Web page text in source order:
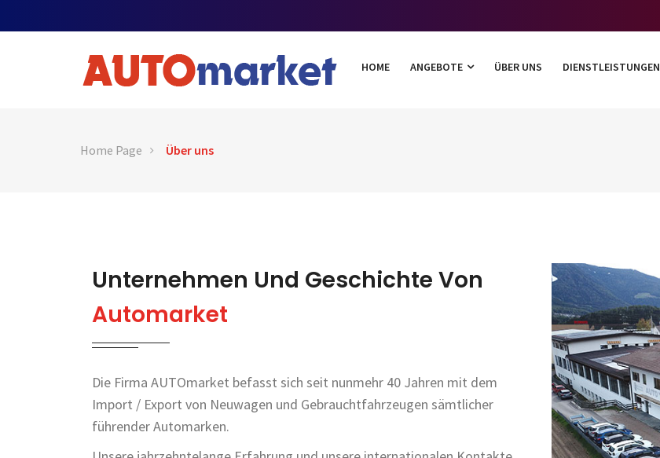
HOME ANGEBOTE ÜBER UNS DIENSTLEISTUNGEN
Home Page Über uns
Unternehmen Und Geschichte Von
Automarket
Die Firma AUTOmarket befasst sich seit nunmehr 40 Jahren mit dem
Import / Export von Neuwagen und Gebrauchtfahrzeugen sämtlicher
führender Automarken.